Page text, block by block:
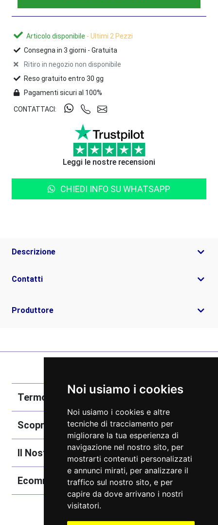
Noi usiamo i cookies
Noi usiamo i cookies e altre
tecniche di tracciamento per
migliorare la tua esperienza di
navigazione nel nostro sito, per
mostrarti contenuti personalizzati
e annunci mirati, per analizzare il
traffico sul nostro sito, e per
capire da dove arrivano i nostri
visitatori.
Articolo disponibile - Ultimi 2 Pezzi
Consegna in 3 giorni - Gratuita
Ritiro in negozio non disponibile
Reso gratuito entro 30 gg
Pagamenti sicuri al 100%
CONTATTACI:
Leggi le nostre recensioni
CHIEDI INFO SU WHATSAPP
Descrizione
Contatti
Produttore
Termobozzo Srl
Scoprici
Il Nostro Catalogo
Ecommerce